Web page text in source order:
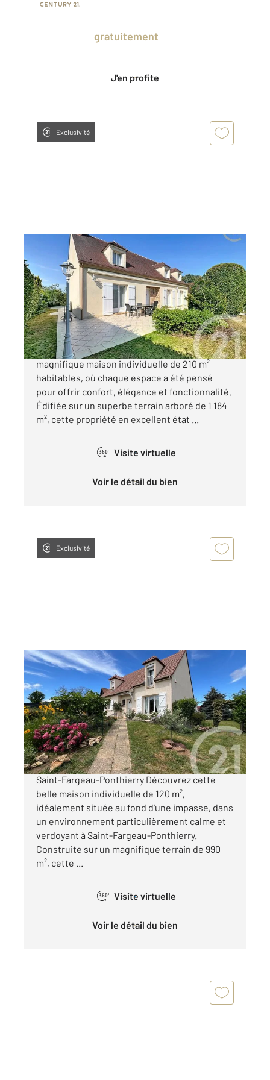
gratuitement
J'en profite
Exclusivité
BOISSISE LE ROI 77
211,24 m , 9 pièces
Ref : 3129
Maison à vendre
530 000 €
Découvrez à BOISSISE LE ROI, cette
magnifique maison individuelle de 210 m²
habitables, où chaque espace a été pensé
pour offrir confort, élégance et fonctionnalité.
Édifiée sur un superbe terrain arboré de 1 184
m², cette propriété en excellent état ...
360° Visite virtuelle
Voir le détail du bien
Exclusivité
ST FARGEAU PONTHIERRY 77
120 m
, 7 pièces
Ref : 3105
Maison à vendre
399 000 €
Maison individuelle familiale au calme absolu
Saint-Fargeau-Ponthierry Découvrez cette
belle maison individuelle de 120 m²,
idéalement située au fond d'une impasse, dans
un environnement particulièrement calme et
verdoyant à Saint-Fargeau-Ponthierry.
Construite sur un magnifique terrain de 990
m², cette ...
360° Visite virtuelle
Voir le détail du bien